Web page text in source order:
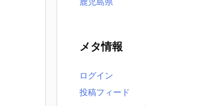
メタ情報
ログイン
投稿フィード